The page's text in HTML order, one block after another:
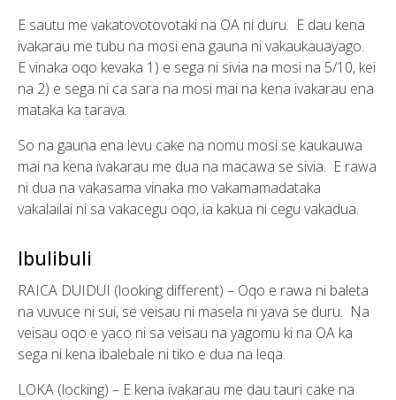
E sautu me vakatovotovotaki na OA ni duru. E dau kena
ivakarau me tubu na mosi ena gauna ni vakaukauayago.
E vinaka oqo kevaka 1) e sega ni sivia na mosi na 5/10, kei
na 2) e sega ni ca sara na mosi mai na kena ivakarau ena
mataka ka tarava.
So na gauna ena levu cake na nomu mosi se kaukauwa
mai na kena ivakarau me dua na macawa se sivia. E rawa
ni dua na vakasama vinaka mo vakamamadataka
vakalailai ni sa vakacegu oqo, ia kakua ni cegu vakadua.
Ibulibuli
RAICA DUIDUI (looking different) – Oqo e rawa ni baleta
na vuvuce ni sui, se veisau ni masela ni yava se duru. Na
veisau oqo e yaco ni sa veisau na yagomu ki na OA ka
sega ni kena ibalebale ni tiko e dua na leqa.
LOKA (locking) – E kena ivakarau me dau tauri cake na